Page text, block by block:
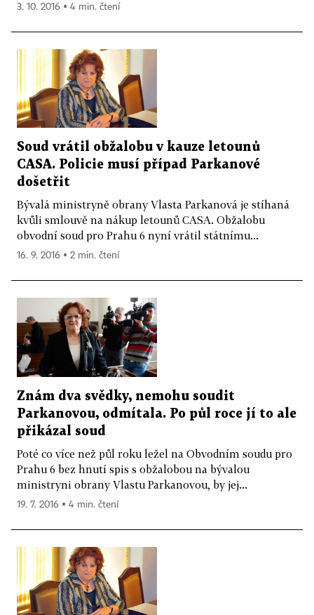
3. 10. 2016 ▪ 4 min. čtení
Soud vrátil obžalobu v kauze letounů
CASA. Policie musí případ Parkanové
došetřit
Bývalá ministryně obrany Vlasta Parkanová je stíhaná
kvůli smlouvě na nákup letounů CASA. Obžalobu
obvodní soud pro Prahu 6 nyní vrátil státnímu...
16. 9. 2016 ▪ 2 min. čtení
Znám dva svědky, nemohu soudit
Parkanovou, odmítala. Po půl roce jí to ale
přikázal soud
Poté co více než půl roku ležel na Obvodním soudu pro
Prahu 6 bez hnutí spis s obžalobou na bývalou
ministryni obrany Vlastu Parkanovou, by jej...
19. 7. 2016 ▪ 4 min. čtení